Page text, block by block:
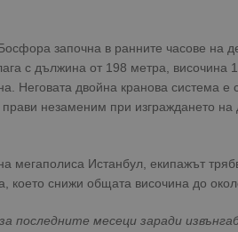
започна в ранните часове на
с дължина от 198 метра, височина
Неговата двойна кранова система е
незаменим при изграждането на
мегаполиса Истанбул, екипажът
което снижи общата височина до
последните месеци заради